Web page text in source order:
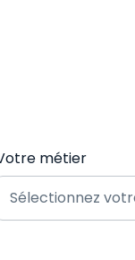
métier